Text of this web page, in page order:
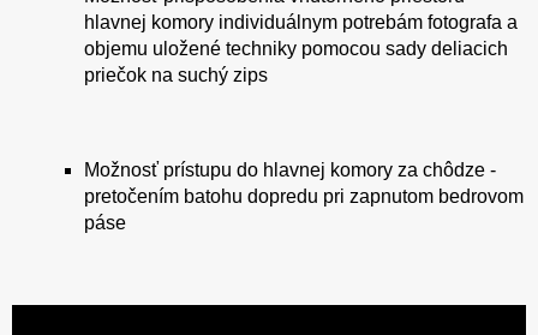
hlavnej komory individuálnym potrebám fotografa a
objemu uložené techniky pomocou sady deliacich
priečok na suchý zips
Možnosť prístupu do hlavnej komory za chôdze -
pretočením batohu dopredu pri zapnutom bedrovom
páse